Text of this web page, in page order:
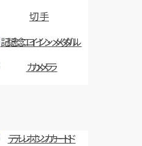
切手
記念コイン・メダル
カメラ
テレホンカード